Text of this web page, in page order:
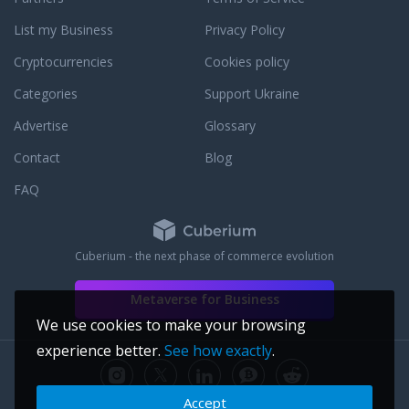
нужно подзарядиться, просто
электрический мотоцикл, но такого нет
в каталоге. Делай предзаказ! Наши
яркую реальность. Простое
дорогах и ты — король! Для тех, кто
List my Business
Cryptocurrencies
Categories
Privacy Policy
Cookies policy
Support Ukraine
Advertise
Glossary
Contact
Blog
FAQ
Cuberium - the next phase of commerce evolution
Metaverse for Business
We use cookies to make your browsing
experience better. See how exactly.
Accept